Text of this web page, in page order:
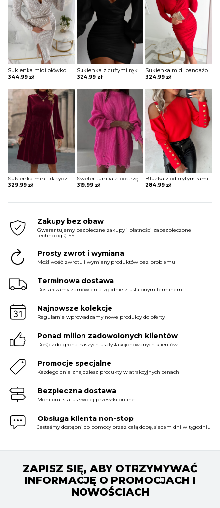
Sukienka midi ołówkowa z kopertowym dekoltem Ayano
344.99 zł
Sukienka z dużymi rękawami Helky
324.99 zł
Sukienka midi bandażowa Belina
324.99 zł
Sukienka mini klasyczna Nertila
329.99 zł
Sweter tunika z postrzępionym dołem Liebgard
319.99 zł
Bluzka z odkrytym ramieniem Zaniyah
284.99 zł
Zakupy bez obaw
Gwarantujemy bezpieczne zakupy i płatności zabezpieczone
technologią SSL
Prosty zwrot i wymiana
Możliwość zwrotu i wymiany produktów bez problemu
Terminowa dostawa
Dostarczamy zamówienia zgodnie z ustalonym terminem
Najnowsze kolekcje
Regularnie wprowadzamy nowe produkty do oferty
Ponad milion zadowolonych klientów
Dołącz do grona naszych usatysfakcjonowanych klientów
Promocje specjalne
Każdego dnia znajdziesz produkty w atrakcyjnych cenach
Bezpieczna dostawa
Monitoruj status swojej przesyłki online
Obsługa klienta non-stop
Jesteśmy dostępni do pomocy przez całą dobę, siedem dni w tygodniu
ZAPISZ SIĘ, ABY OTRZYMYWAĆ
INFORMACJĘ O PROMOCJACH I
NOWOŚCIACH